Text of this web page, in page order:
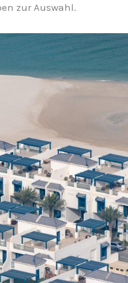
zur Auswahl.